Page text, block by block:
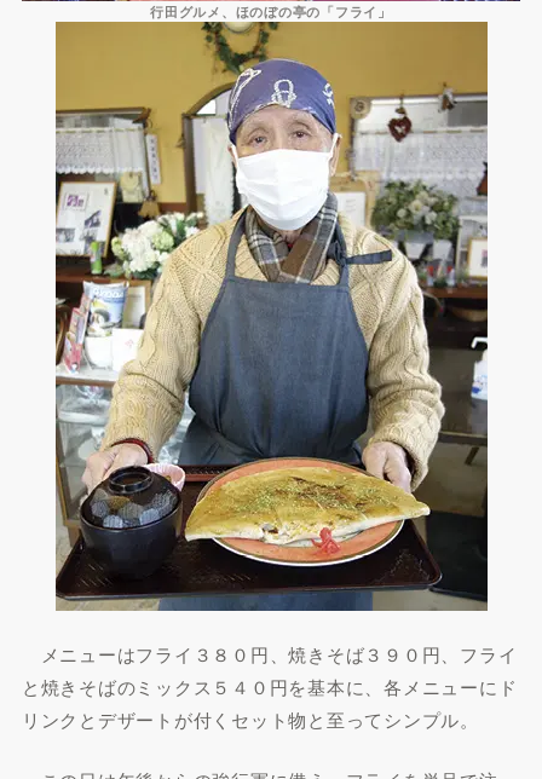
行田グルメ、ほのぼの亭の「フライ」
メニューはフライ３８０円、焼きそば３９０円、フライ
と焼きそばのミックス５４０円を基本に、各メニューにド
リンクとデザートが付くセット物と至ってシンプル。